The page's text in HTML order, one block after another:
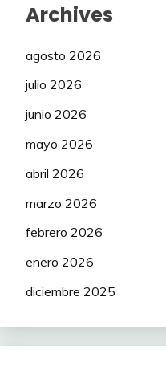
Archives
agosto 2026
julio 2026
junio 2026
mayo 2026
abril 2026
marzo 2026
febrero 2026
enero 2026
diciembre 2025